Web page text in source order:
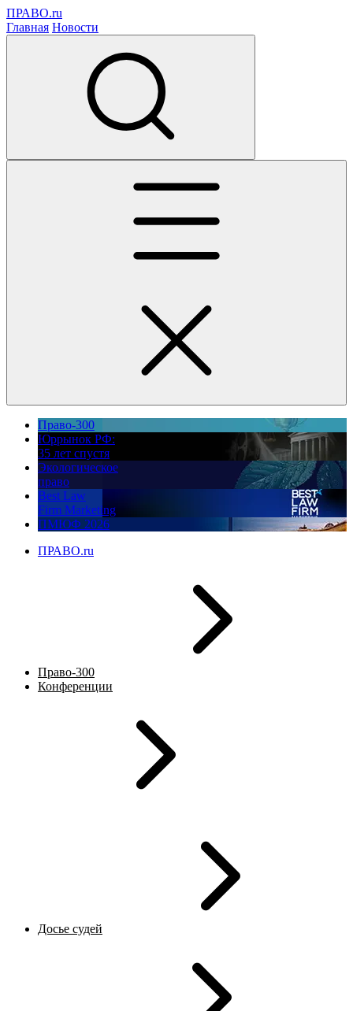
ПРАВО.ru
Главная Новости
Право-300
Юррынок РФ:
35 лет спустя
Экологическое
право
Best Law
Firm Marketing
ПМЮФ 2026
ПРАВО.ru
Право-300
Конференции
Досье судей